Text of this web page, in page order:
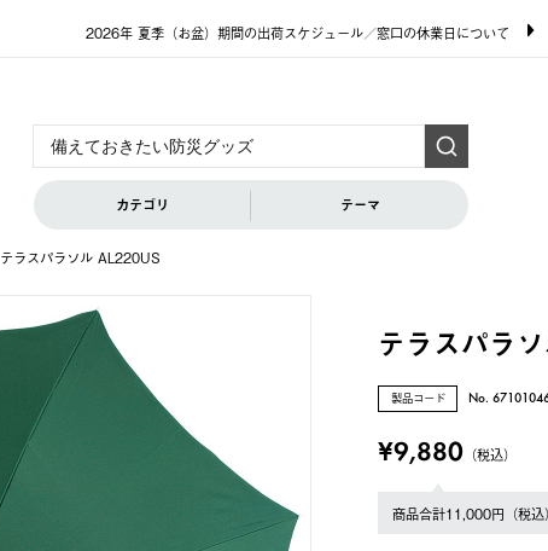
2026年 夏季（お盆）期間の出荷スケジュール／窓口の休業日について
カテゴリ テーマ
テラスパラソル AL220US
テラスパラ
製品コード No.
¥9,880 （税込）
商品合計11,000円（税込